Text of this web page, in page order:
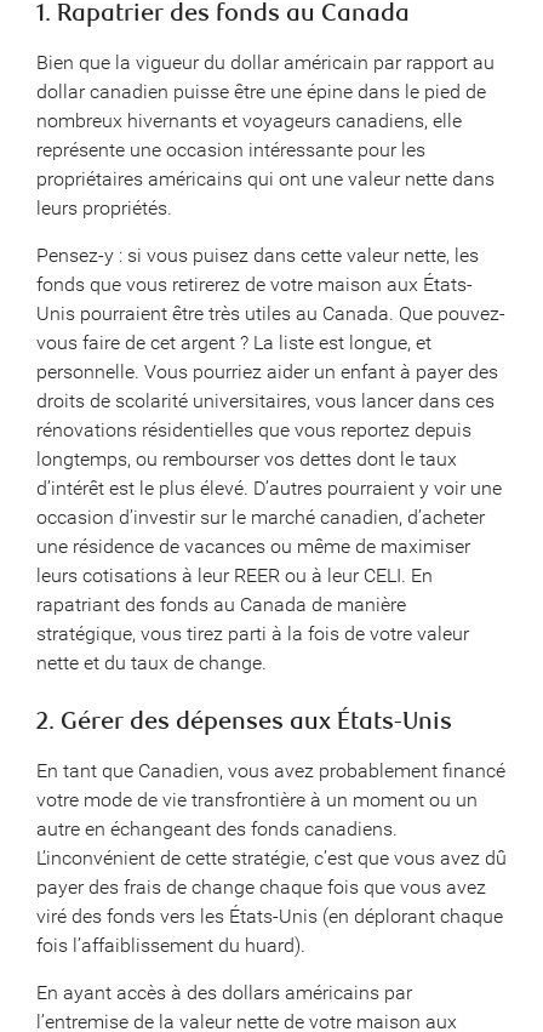
1. Rapatrier des fonds au Canada
Bien que la vigueur du dollar américain par rapport au
dollar canadien puisse être une épine dans le pied de
nombreux hivernants et voyageurs canadiens, elle
représente une occasion intéressante pour les
propriétaires américains qui ont une valeur nette dans
leurs propriétés.
Pensez-y : si vous puisez dans cette valeur nette, les
fonds que vous retirerez de votre maison aux États-
Unis pourraient être très utiles au Canada. Que pouvez-
vous faire de cet argent ? La liste est longue, et
personnelle. Vous pourriez aider un enfant à payer des
droits de scolarité universitaires, vous lancer dans ces
rénovations résidentielles que vous reportez depuis
longtemps, ou rembourser vos dettes dont le taux
d’intérêt est le plus élevé. D’autres pourraient y voir une
occasion d’investir sur le marché canadien, d’acheter
une résidence de vacances ou même de maximiser
leurs cotisations à leur REER ou à leur CELI. En
rapatriant des fonds au Canada de manière
stratégique, vous tirez parti à la fois de votre valeur
nette et du taux de change.
2. Gérer des dépenses aux États-Unis
En tant que Canadien, vous avez probablement financé
votre mode de vie transfrontière à un moment ou un
autre en échangeant des fonds canadiens.
L’inconvénient de cette stratégie, c’est que vous avez dû
payer des frais de change chaque fois que vous avez
viré des fonds vers les États-Unis (en déplorant chaque
fois l’affaiblissement du huard).
En ayant accès à des dollars américains par
l’entremise de la valeur nette de votre maison aux